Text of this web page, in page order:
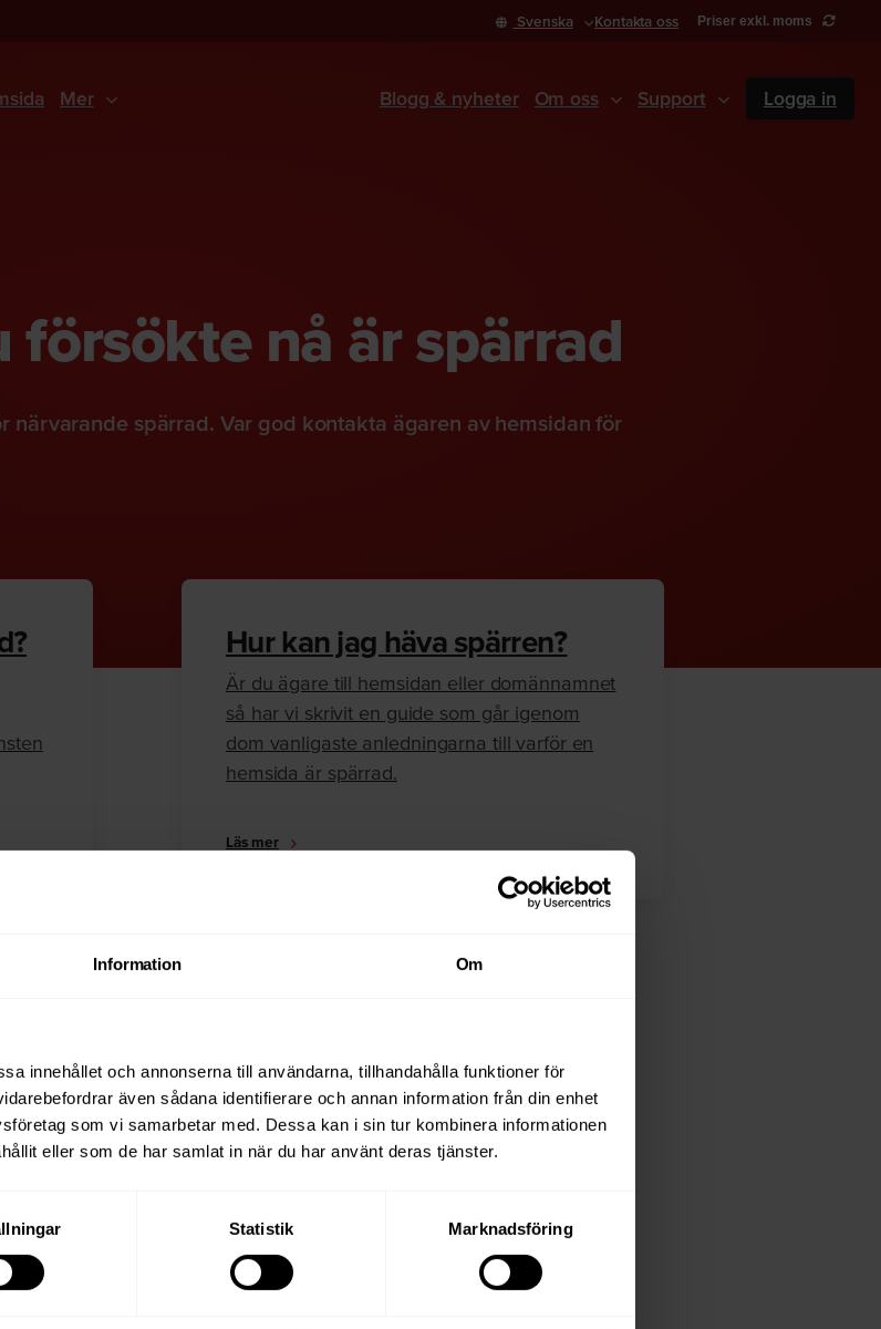
Information Om
innehållet och annonserna till användarna, tillhandahålla funktioner för
även sådana identifierare och annan information från din enhet
som vi samarbetar med. Dessa kan i sin tur kombinera informationen
eller som de har samlat in när du har använt deras tjänster.
Statistik Marknadsföring
Svenska Kontakta oss Priser exkl. moms
Mer Blogg & nyheter Om oss Support Logga in
försökte nå är spärrad
närvarande spärrad. Var god kontakta ägaren av hemsidan för
Hur kan jag häva spärren?
Är du ägare till hemsidan eller domännamnet
så har vi skrivit en guide som går igenom
dom vanligaste anledningarna till varför en
hemsida är spärrad.
Läs mer
you were trying to reach
website or domain pleaseread this FAQ